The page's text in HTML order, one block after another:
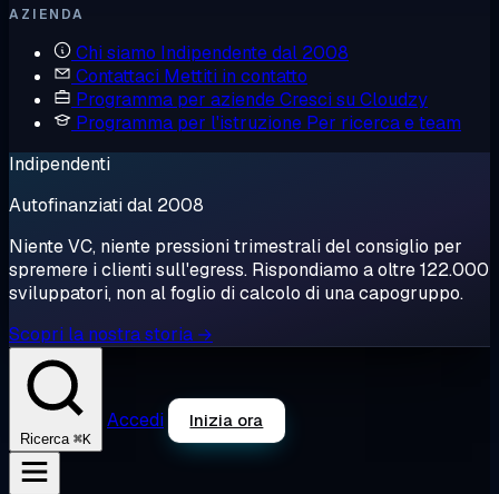
AZIENDA
Chi siamo Indipendente dal 2008
Contattaci Mettiti in contatto
Programma per aziendeCresci su Cloudzy
Programma per l'istruzione Per ricerca e team
Indipendenti
Autofinanziati dal 2008
Niente VC, niente pressioni trimestrali del consiglio per
spremere i clienti sull'egress. Rispondiamo a oltre 122.000
sviluppatori, non al foglio di calcolo di una capogruppo.
Scopri la nostra storia →
Ricerca ⌘K
Accedi Inizia ora